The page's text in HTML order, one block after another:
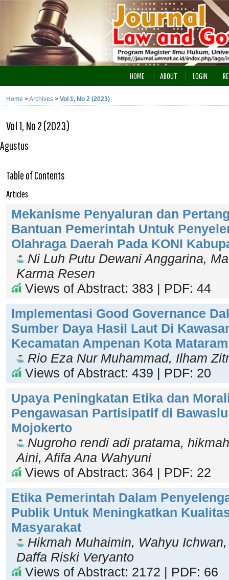
HOME ABOUT LOGIN
Home >Archives > Vol 1, No 2 (2023)
Vol 1, No 2 (2023)
Agustus
Table of Contents
Articles
Mekanisme Penyaluran dan
Bantuan Pemerintah Untuk
Olahraga Daerah Pada KONI
Ni Luh Putu Dewani Anggarina,
Karma Resen
Views of Abstract: 383 | PDF: 44
Implementasi Good Governance
Sumber Daya Hasil Laut Di
Kecamatan Ampenan Kota Mataram
Rio Eza Nur Muhammad, Ilham
Views of Abstract: 439 | PDF: 20
Upaya Peningkatan Etika dan
Pengawasan Partisipatif di
Mojokerto
Nugroho rendi adi pratama,
Aini, Afifa Ana Wahyuni
Views of Abstract: 364 | PDF: 22
Etika Pemerintah Dalam
Publik Untuk Meningkatkan
Masyarakat
Hikmah Muhaimin, Wahyu
Daffa Riski Veryanto
Views of Abstract: 2172 | PDF: 66